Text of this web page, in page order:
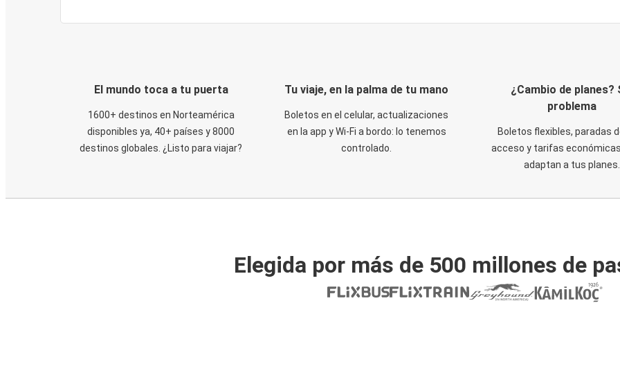
El mundo toca a tu puerta
1600+ destinos en Norteamérica
disponibles ya, 40+ países y 8000
destinos globales. ¿Listo para viajar?
Tu viaje, en la palma de tu mano
Boletos en el celular, actualizaciones
en la app y Wi-Fi a bordo: lo tenemos
controlado.
¿Cambio de planes?
problema
Boletos flexibles, paradas
acceso y tarifas
adaptan a tus planes.
Elegida por más de 500 millones de